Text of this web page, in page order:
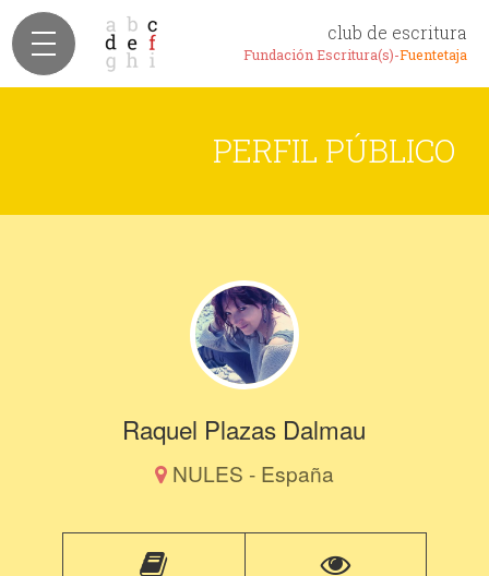
club de escritura
Fundación Escritura(s)-Fuentetaja
PERFIL PÚBLICO
Raquel Plazas Dalmau
NULES - España